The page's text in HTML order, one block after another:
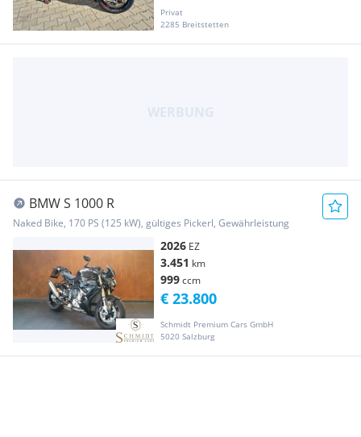
Privat
2285 Breitstetten
BMW S 1000 R
Naked Bike, 170 PS (125 kW), gültiges Pickerl, Gewährleistung
2026 EZ
3.451 km
999ccm
Schmidt Premium Cars GmbH
5020 Salzburg
€ 23.800